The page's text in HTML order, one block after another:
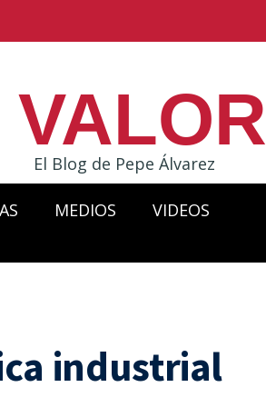
VALOR
El Blog de Pepe Álvarez
MEDIOS VIDEOS
industrial